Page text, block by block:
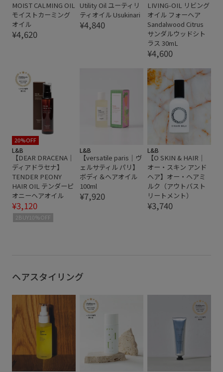
MOIST CALMING OIL
モイストカーミング
オイル
¥4,620
Utility Oil ユーティリ
ティオイル Usukinari
¥4,840
LIVING-OIL リビング
オイル フォーヘア
Sandalwood Citrus
サンダルウッドシト
ラス 30mL
¥4,600
20%OFF
L&B
【DEAR DRACENA｜
ディアドラセナ】
TENDER PEONY
HAIR OIL テンダーピ
オニーヘアオイル
¥3,120
2BUY10%OFF
L&B
【versatile paris｜ヴ
ェルサティル パリ】
ボディ＆ヘアオイル
100ml
¥7,920
L&B
【O SKIN & HAIR｜
オー・スキン アンド
ヘア】オー・ヘアミ
ルク（アウトバスト
リートメント）
¥3,740
ヘアスタイリング